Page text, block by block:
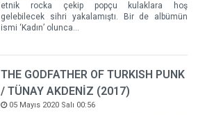
etnik rocka çekip popçu kulaklara hoş
gelebilecek sihri yakalamıştı. Bir de albümün
ismi ‘Kadın’ olunca…
THE GODFATHER OF TURKISH PUNK
/ TÜNAY AKDENİZ (2017)
05 Mayıs 2020 Salı 00:56